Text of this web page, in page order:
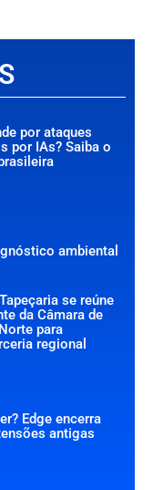
por ataques
por IAs? Saiba o
ambiental
se reúne
da Câmara de
para
regional
Edge encerra
antigas